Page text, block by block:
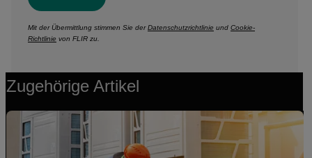
Mit der Übermittlung stimmen Sie derDatenschutzrichtlinie und Cookie-
Richtlinie von FLIR zu.
Zugehörige Artikel